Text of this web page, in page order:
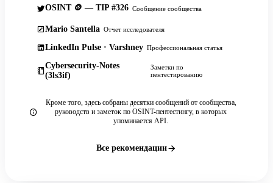
OSINT 🪙 — TIP #326 Сообщение сообщества
Mario Santella Отчет исследователя
LinkedIn Pulse · Varshney Профессиональная статья
Cybersecurity-Notes
(3ls3if)
Заметки по
пентестированию
Кроме того, здесь собраны десятки сообщений от сообщества,
руководств и заметок по OSINT-пентестингу, в которых
упоминается API.
Все рекомендации